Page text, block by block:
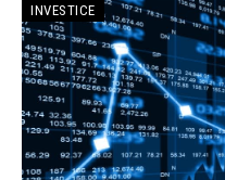
INVESTICE